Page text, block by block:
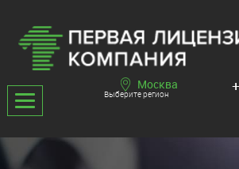
Москва
Выберите регион